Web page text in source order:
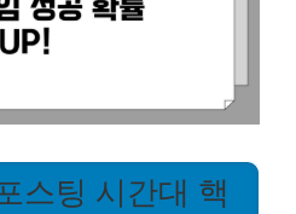
스팅 시간대 핵